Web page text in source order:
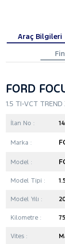
Araç Bilgileri
FORD
1.5 TI-VCT TREND
İlan No :
Marka :
Model :
Model Tipi :
Model Yılı :
Kilometre :
Vites :